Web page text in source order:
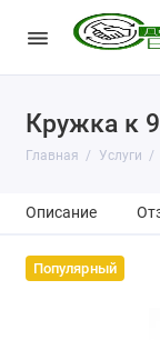
Кружка к
Главная Услуги
Описание
Популярный